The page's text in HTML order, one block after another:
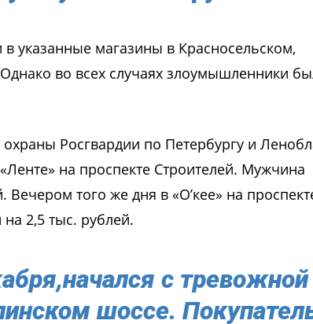
указанные магазины в Красносельском,
во всех случаях злоумышленники
Росгвардии по Петербургу и
на проспекте Строителей. Мужчина
того же дня в «О’кее» на
2,5 тыс. рублей.
с тревожной
шоссе.